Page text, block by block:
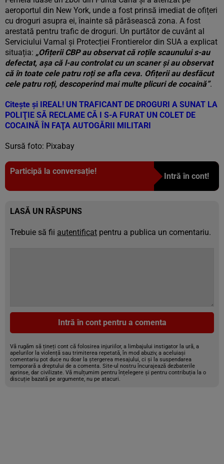
aeroportul din New York, unde a fost prinsă imediat de ofițeri
cu droguri asupra ei, înainte să părăsească zona. A fost
arestată pentru trafic de droguri. Un purtător de cuvânt al
Serviciului Vamal și Protecției Frontierelor din SUA a explicat
situația: „Ofițerii CBP au observat că roțile scaunului s-au
defectat, așa că l-au controlat cu un scaner și au observat
că în toate cele patru roți se afla ceva. Ofițerii au desfăcut
cele patru roți, descoperind mai multe plicuri de cocaină”.
Citește și IREAL! UN TRAFICANT DE DROGURI A SUNAT LA
POLIŢIE SĂ RECLAME CĂ I S-A FURAT UN COLET DE
COCAINĂ ÎN FAŢA AUTOGĂRII MILITARI
Sursă foto: Pixabay
Participă la conversație!
Intră în cont!
LASĂ UN RĂSPUNS
Trebuie să fii autentificat pentru a publica un comentariu.
Intră în cont pentru a comenta
Vă rugăm să țineți cont că folosirea injuriilor, a limbajului instigator la ură, a
apelurilor la violență sau trimiterea repetată, în mod abuziv, a aceluiași
comentariu pot duce nu doar la ștergerea mesajului, ci și la suspendarea
temporară a dreptului de a comenta. Site-ul nostru încurajează dezbaterile
aprinse, dar civilizate. Vă mulțumim pentru înțelegere și pentru contribuția la o
discuție bazată pe argumente, nu pe atacuri.